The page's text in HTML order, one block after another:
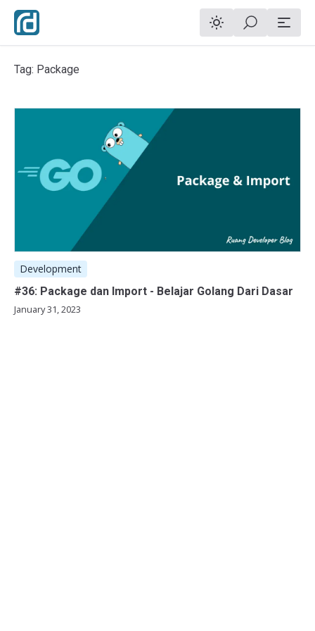
Tag: Package
Development
#36: Package dan Import - Belajar Golang Dari Dasar
January 31, 2023